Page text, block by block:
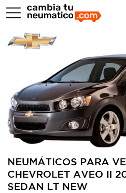
NEUMÁTICOS PARA
CHEVROLET AVEO II
SEDAN LT NEW